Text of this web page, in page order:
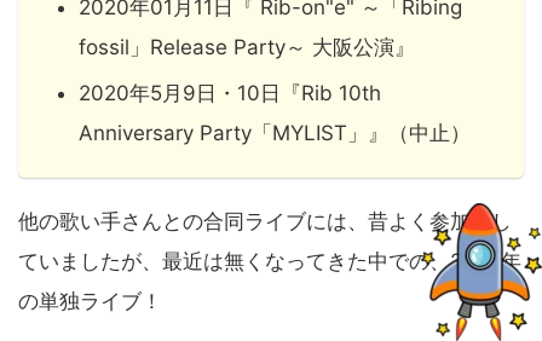
2020年01月11日『 Rib-on"e" ～「Ribing
fossil」Release Party～ 大阪公演』
2020年5月9日・10日『Rib 10th
Anniversary Party「MYLIST」』（中止）
他の歌い手さんとの合同ライブには、昔よく参加をし
ていましたが、最近は無くなってきた中での、2020年
の単独ライブ！